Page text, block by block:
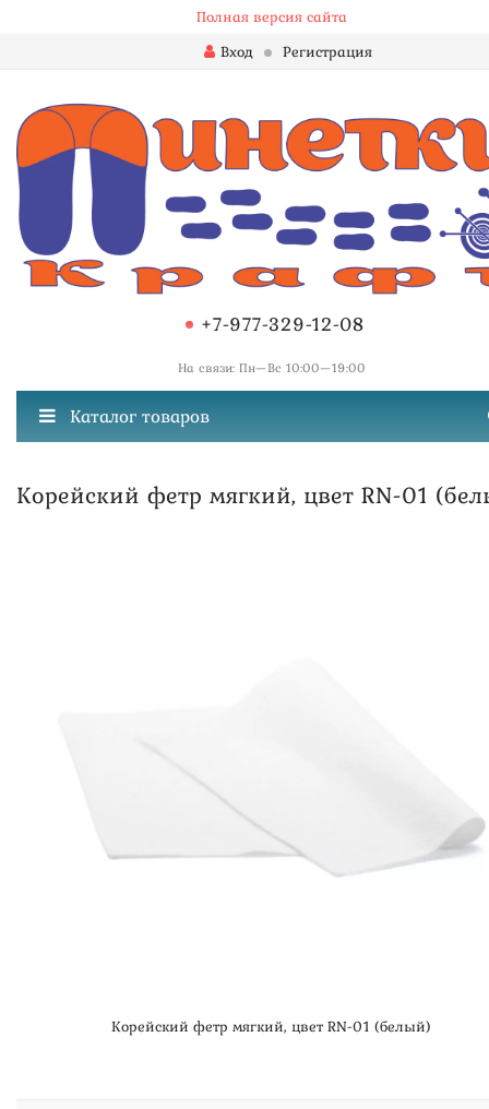
Полная версия сайта
Вход
Регистрация
+7-977-329-12-08
На связи: Пн—Вс 10:00—19:00
Каталог товаров
Корейский фетр мягкий, цвет RN-01
Корейский фетр мягкий, цвет RN-01 (белый)